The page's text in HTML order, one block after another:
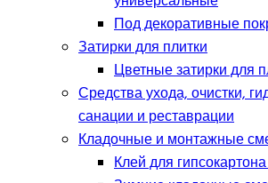
Под декоративные
Затирки для плитки
Цветные затирки для
Средства ухода, очистки,
санации и реставрации
Кладочные и монтажные
Клей для